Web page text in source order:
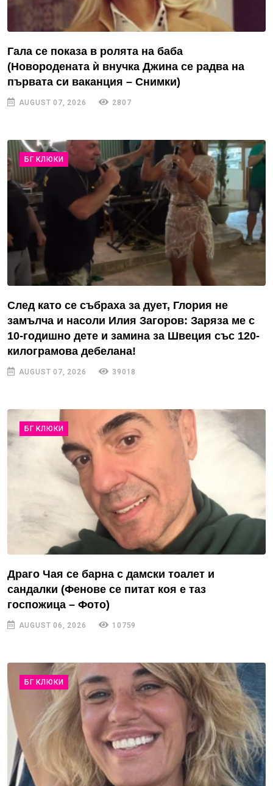
Гала се показа в ролята на баба
(Новородената ѝ внучка Джина се радва на
първата си ваканция – Снимки)
AUGUST 07, 2026 2807
БГ КЛЮКИ
След като се събраха за дует, Глория не
замълча и насоли Илия Загоров: Заряза ме с
10-годишно дете и замина за Швеция със 120-
килограмова дебелана!
AUGUST 07, 2026 39018
БГ КЛЮКИ
Драго Чая се барна с дамски тоалет и
сандалки (Фенове се питат коя е таз
госпожица – Фото)
AUGUST 06, 2026 10759
БГ КЛЮКИ